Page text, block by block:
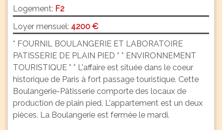
Logement: F2
Loyer mensuel: 4200 €
* FOURNIL BOULANGERIE ET LABORATOIRE
PATISSERIE DE PLAIN PIED * * ENVIRONNEMENT
TOURISTIQUE * * L'affaire est située dans le coeur
historique de Paris à fort passage touristique. Cette
Boulangerie-Pâtisserie comporte des locaux de
production de plain pied. L'appartement est un deux
pièces. La Boulangerie est fermée le mardi.